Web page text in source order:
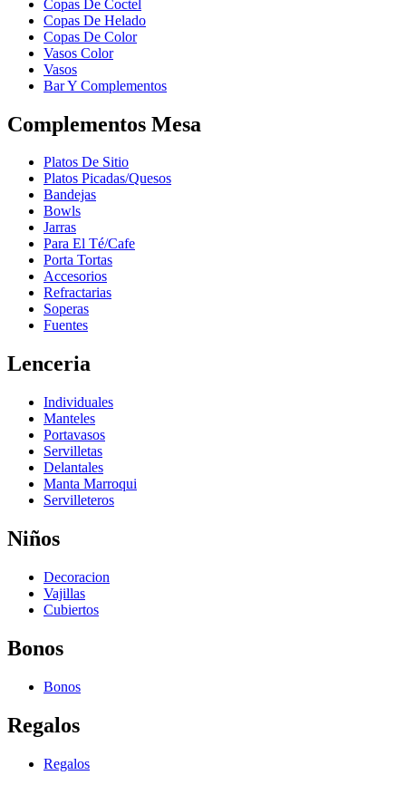
Copas De Coctel
Copas De Helado
Copas De Color
Vasos Color
Vasos
Bar Y Complementos
Complementos Mesa
Platos De Sitio
Platos Picadas/Quesos
Bandejas
Bowls
Jarras
Para El Té/Cafe
Porta Tortas
Accesorios
Refractarias
Soperas
Fuentes
Lenceria
Individuales
Manteles
Portavasos
Servilletas
Delantales
Manta Marroqui
Servilleteros
Niños
Decoracion
Vajillas
Cubiertos
Bonos
Bonos
Regalos
Regalos